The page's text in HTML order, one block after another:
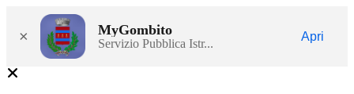
× MyGombito
Servizio Pubblica Istr...
Apri